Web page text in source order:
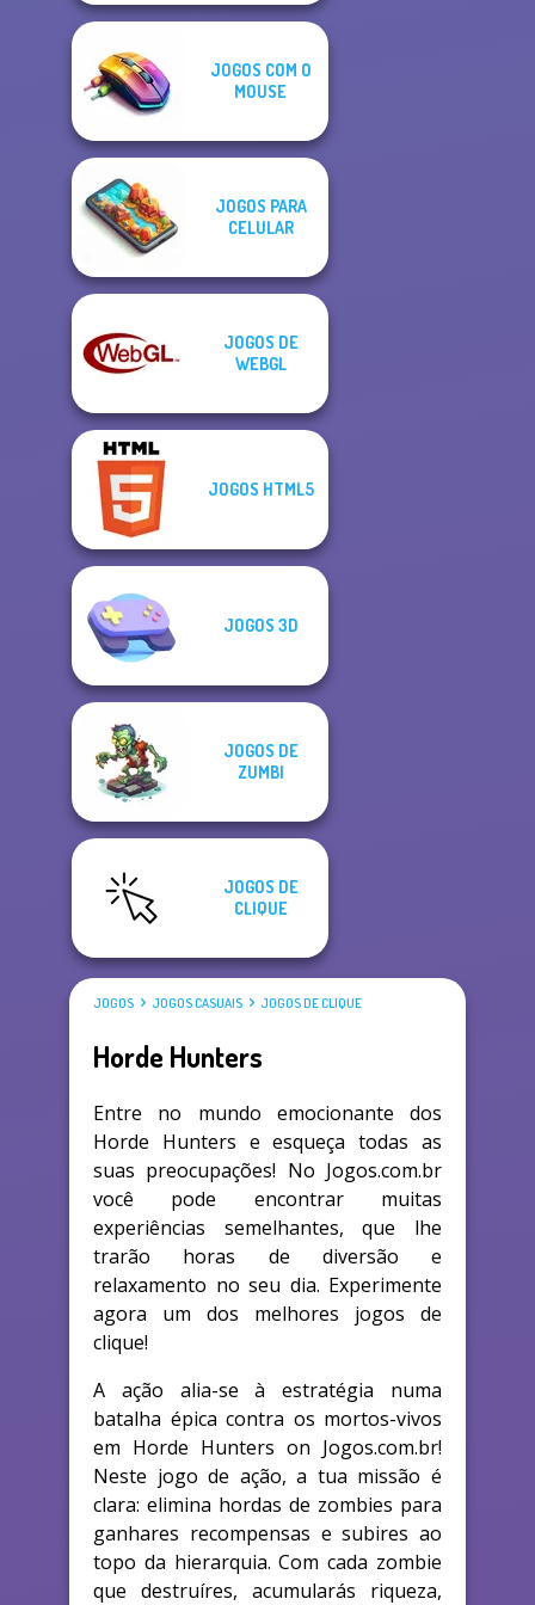
JOGOS COM O
MOUSE
JOGOS PARA
CELULAR
JOGOS DE
WEBGL
JOGOS HTML5
JOGOS 3D
JOGOS DE
ZUMBI
JOGOS DE
CLIQUE
JOGOS JOGOS CASUAIS JOGOS DE CLIQUE
Horde Hunters
Entre no mundo emocionante dos
Horde Hunters e esqueça todas as
suas preocupações! No Jogos.com.br
você pode encontrar muitas
experiências semelhantes, que lhe
trarão horas de diversão e
relaxamento no seu dia. Experimente
agora um dos melhores jogos de
clique!
A ação alia-se à estratégia numa
batalha épica contra os mortos-vivos
em Horde Hunters on Jogos.com.br!
Neste jogo de ação, a tua missão é
clara: elimina hordas de zombies para
ganhares recompensas e subires ao
topo da hierarquia. Com cada zombie
que destruíres, acumularás riqueza,